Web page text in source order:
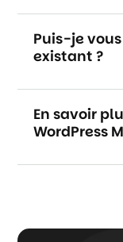
Puis-je
existant ?
En savoir
WordPress